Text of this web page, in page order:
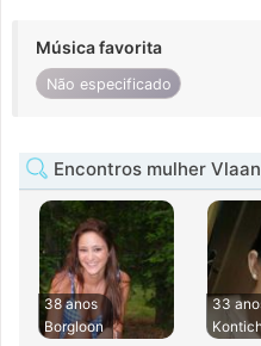
Música favorita
Não especificado
Encontros mulher
38 anos
Borgloon
33